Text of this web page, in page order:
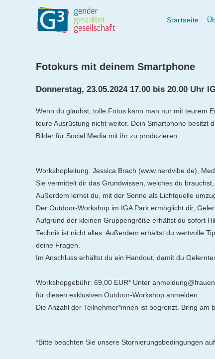
Startseite
Fotokurs mit deinem Smartphone
Donnerstag, 23.05.2024 17.00 bis 20.00 Uhr
Wenn du glaubst, tolle Fotos kann man nur mit teurem
teure Ausrüstung nicht weiter. Dein Smartphone besitzt
Bilder für Social Media mit ihr zu produzieren.
Workshopleitung: Jessica Brach (www.nerdvibe.de),
Sie vermittelt dir das Grundwissen, welches du
Außerdem lernst du, mit der Sonne als Lichtquelle
Der Outdoor-Workshop im IGA Park ermöglicht dir,
Aufgrund der kleinen Gruppengröße erhältst du sofort
Technik ist nicht alles. Außerdem erhältst du wertvolle
deine Fragen.
Im Anschluss erhältst du ein Handout, damit du
Workshopgebühr: 69,00 EUR* Unter
für diesen exklusiven Outdoor-Workshop anmelden.
Die Anzahl der Teilnehmer*innen ist begrenzt. Bring
*Bitte beachten Sie unsere Stornierungsbedingungen